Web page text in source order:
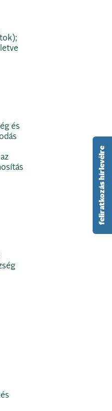
és
feliratkozás hírlevélre